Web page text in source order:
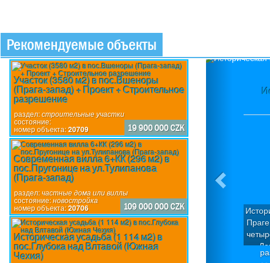
Рекомендуемые объекты
Участок (3580 м2) в пос.Вшеноры
(Прага-запад) + Проект + Строительное
разрешение
раздел:строительные участки
состояние:
номер объекта:20709 19 900 000 CZK
Современная вилла 6+КК (296 м2) в
пос.Пругонице на ул.Тулипанова
(Прага-запад)
раздел:частные дома или виллы
состояние:новостройка
номер объекта:20706 109 000 000 CZK
Историческая усадьба (1 114 м2) в
пос.Глубока над Влтавой (Южная
Чехия)
Previous